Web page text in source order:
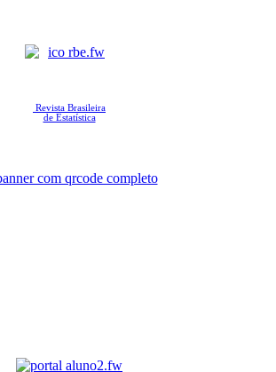
Revista Brasileira
de Estatística